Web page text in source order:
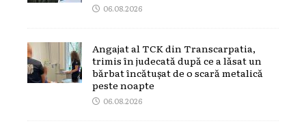
06.08.2026
Angajat al TCK din Transcarpatia,
trimis în judecată după ce a lăsat un
bărbat încătușat de o scară metalică
peste noapte
06.08.2026